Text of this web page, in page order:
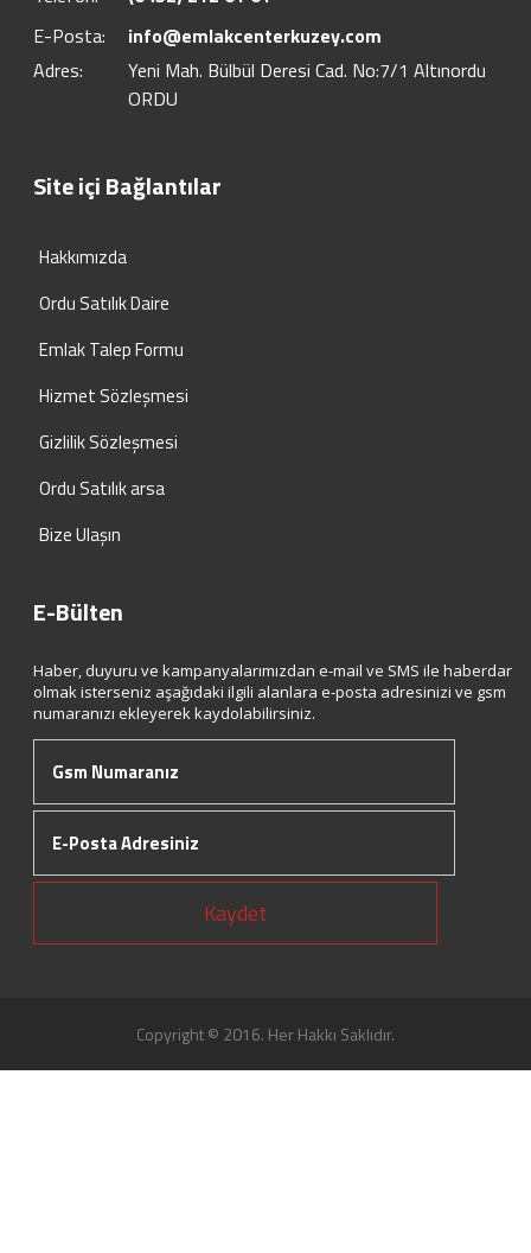
E-Posta:
info@emlakcenterkuzey.com
Adres:
Yeni Mah. Bülbül Deresi Cad. No:7/1 Altınordu
ORDU
Site içi Bağlantılar
Hakkımızda
Ordu Satılık Daire
Emlak Talep Formu
Hizmet Sözleşmesi
Gizlilik Sözleşmesi
Ordu Satılık arsa
Bize Ulaşın
E-Bülten
Haber, duyuru ve kampanyalarımızdan e-mail ve SMS ile haberdar
olmak isterseniz aşağıdaki ilgili alanlara e-posta adresinizi ve gsm
numaranızı ekleyerek kaydolabilirsiniz.
Kaydet
Copyright © 2016. Her Hakkı Saklıdır.